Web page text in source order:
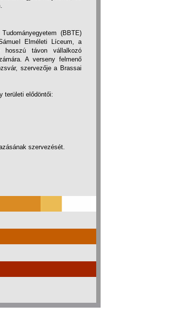
(BBTE)
Elméleti Líceum, a
hosszú távon vállalkozó
A verseny felmenő
szervezője a Brassai
területi elődöntői:
szervezését.